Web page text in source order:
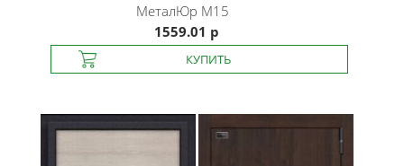
МеталЮр М15
1559.01 р